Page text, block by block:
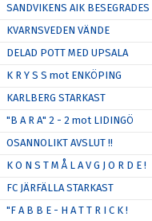
SANDVIKENS AIK BESEGRADES
KVARNSVEDEN VÄNDE
DELAD POTT MED UPSALA
K R Y S S mot ENKÖPING
KARLBERG STARKAST
"B A R A" 2 - 2 mot LIDINGÖ
OSANNOLIKT AVSLUT !!
K O N S T M Å L A V G J O R D E !
FC JÄRFÄLLA STARKAST
"F A B B E - H A T T R I C K !